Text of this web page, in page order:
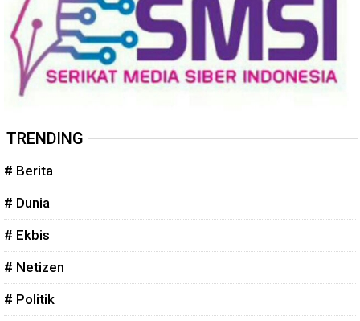
TRENDING
# Berita
# Dunia
# Ekbis
# Netizen
# Politik